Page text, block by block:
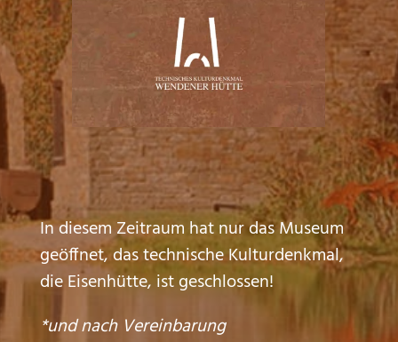
In diesem Zeitraum hat nur das Museum
geöffnet, das technische Kulturdenkmal,
die Eisenhütte, ist geschlossen!
*und nach Vereinbarung